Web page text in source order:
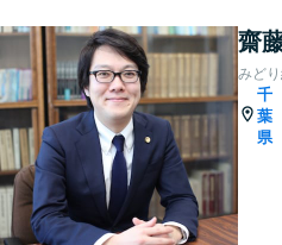
齋
みど
千
葉
県